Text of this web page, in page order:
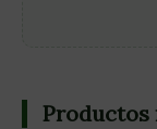
Productos